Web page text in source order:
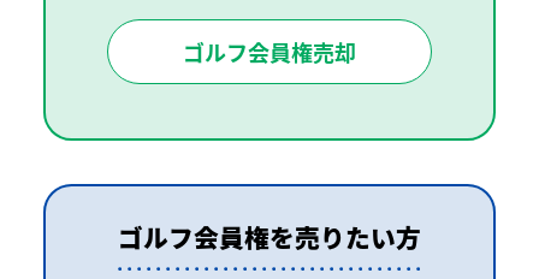
ゴルフ会員権売却
ゴルフ会員権を売りたい方